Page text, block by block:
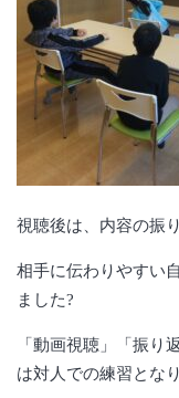
視聴後は、内容の振
相手に伝わりやすい
ました?
「動画視聴」「振り
は対人での練習とな